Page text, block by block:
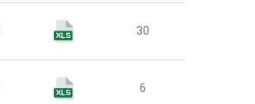
30
6